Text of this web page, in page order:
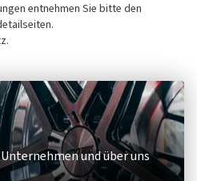
entnehmen Sie bitte den
und über uns